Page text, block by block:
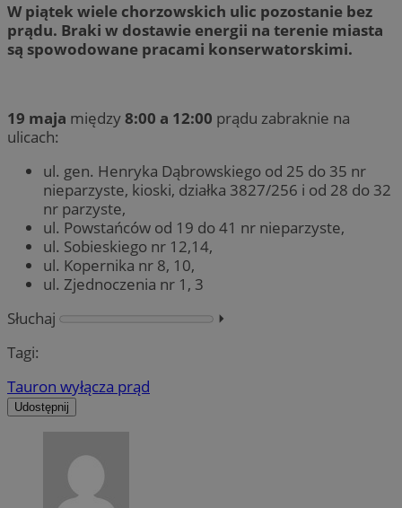
W piątek wiele chorzowskich ulic pozostanie bez
prądu. Braki w dostawie energii na terenie miasta
są spowodowane pracami konserwatorskimi.
19 maja między8:00 a 12:00 prądu zabraknie na
ulicach:
ul. gen. Henryka Dąbrowskiego od 25 do 35 nr
nieparzyste, kioski, działka 3827/256 i od 28 do 32
nr parzyste,
ul. Powstańców od 19 do 41 nr nieparzyste,
ul. Sobieskiego nr 12,14,
ul. Kopernika nr 8, 10,
ul. Zjednoczenia nr 1, 3
Słuchaj
⏵︎
Tagi:
Tauron wyłącza prąd
Udostępnij